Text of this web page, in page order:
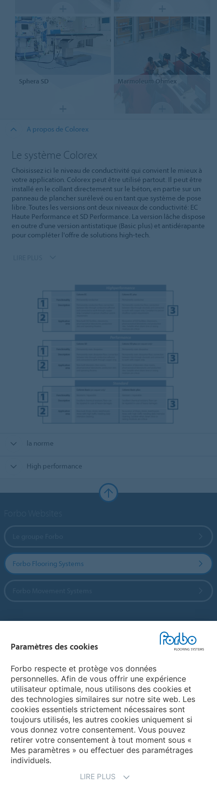
Sphera SD Marmoleum Ohmex
A propos de Colorex
Le système Colorex
Choisissez ici le niveau de conductivité qui convient le mieux à
votre application. Colorex peut être utilisé partout. Il peut être
installé en le collant directement sur le béton, en partie sur un
panneau de plancher surélevé ou en tant que système de pose
libre. Toutes les versions ont deux niveaux de conductivité: EC
Haute Performance et SD Performance. La version lâche dispose
en outre d'une version antistatique (Basic plus) et antidérapante
pour compléter l'offre de solutions high-tech.
la norme
High performance
Forbo Flooring Systems
My Forbo
Contact dans le monde
Ajustement net
Paramètres des cookies
Forbo respecte et protège vos données
personnelles. Afin de vous offrir une expérience
utilisateur optimale, nous utilisons des cookies et
des technologies similaires sur notre site web. Les
cookies essentiels strictement nécessaires sont
toujours utilisés, les autres cookies uniquement si
vous donnez votre consentement. Vous pouvez
retirer votre consentement à tout moment sous «
Mes paramètres » ou effectuer des paramétrages
individuels.
LIRE PLUS